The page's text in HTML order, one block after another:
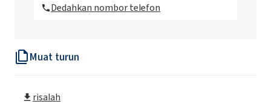
Muat turun
risalah
Roflam F6
Dedahkan nombor telefon